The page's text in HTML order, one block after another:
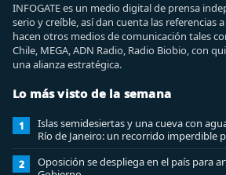
INFOGATE es un medio digital de prensa
serio y creíble, así dan cuenta las referencias
hacen otros medios de comunicación tales
Chile, MEGA, ADN Radio, Radio Biobio, con
una alianza estratégica.
Lo más visto de la semana
1
Islas semidesiertas y una cueva con
Río de Janeiro: un recorrido imperdible
2
Oposición se despliega en el país para